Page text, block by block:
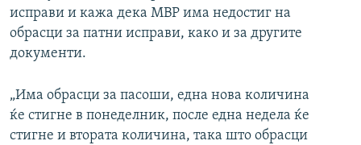
исправи и кажа дека МВР има недостиг на
обрасци за патни исправи, како и за другите
документи.
„Има обрасци за пасоши, една нова количина
ќе стигне в понеделник, после една недела ќе
стигне и втората количина, така што обрасци